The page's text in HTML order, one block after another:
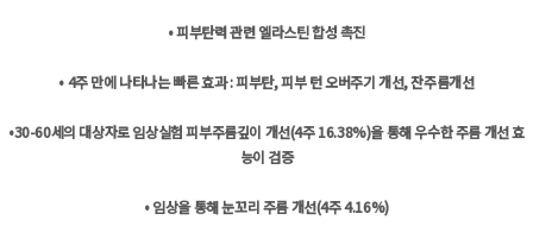
• 피부탄력 관련 엘라스틴 합성 촉진
• 4주 만에 나타나는 빠른 효과 : 피부탄, 피부 턴 오버주기 개선, 잔주름개선
•30-60세의 대상자로 임상실험 피부주름깊이 개선(4주 16.38%)을 통해 우수한 주름 개선 효
능이 검증
• 임상을 통해 눈꼬리 주름 개선(4주 4.16%)